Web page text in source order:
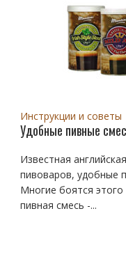
Инструкции и советы
Удобные пивные
Известная
пивоваров, удобные
Многие боятся
пивная смесь -...